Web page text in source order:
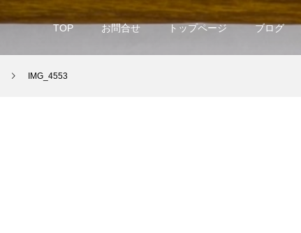
TOP お問合せ トップページ ブログ
IMG_4553